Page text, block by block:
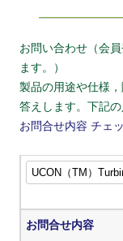
お問い合わせ（会
ます。）
製品の用途や仕様
答えします。下記
お問合せ内容 チェ
お問合せ内容